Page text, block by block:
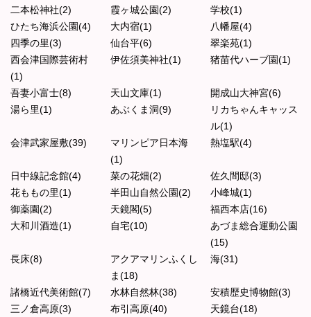
二本松神社(2)
霞ヶ城公園(2)
学校(1)
ひたち海浜公園(4)
大内宿(1)
八幡屋(4)
四季の里(3)
仙台平(6)
翠楽苑(1)
西会津国際芸術村
(1)
伊佐須美神社(1) 猪苗代ハーブ園(1)
吾妻小富士(8) 天山文庫(1)
開成山大神宮(6)
湯ら里(1)
あぶくま洞(9)
リカちゃんキャッス
ル(1)
会津武家屋敷(39)
マリンピア日本海
(1)
熱塩駅(4)
日中線記念館(4) 菜の花畑(2)
佐久間邸(3)
花ももの里(1)
半田山自然公園(2)
小峰城(1)
御薬園(2)
天鏡閣(5)
福西本店(16)
大和川酒造(1)
自宅(10)
あづま総合運動公園
(15)
長床(8)
アクアマリンふくし
ま(18)
海(31)
諸橋近代美術館(7) 水林自然林(38)
安積歴史博物館(3)
三ノ倉高原(3)
布引高原(40)
天鏡台(18)